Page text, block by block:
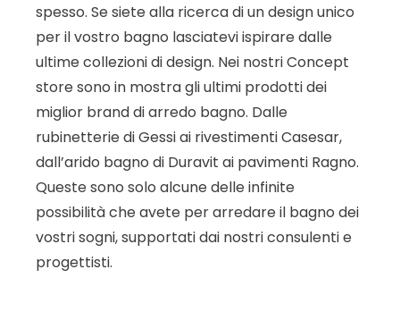
spesso. Se siete alla ricerca di un design unico
per il vostro bagno lasciatevi ispirare dalle
ultime collezioni di design. Nei nostri Concept
store sono in mostra gli ultimi prodotti dei
miglior brand di arredo bagno. Dalle
rubinetterie di Gessi ai rivestimenti Casesar,
dall’arido bagno di Duravit ai pavimenti Ragno.
Queste sono solo alcune delle infinite
possibilità che avete per arredare il bagno dei
vostri sogni, supportati dai nostri consulenti e
progettisti.